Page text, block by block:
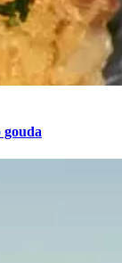
gouda